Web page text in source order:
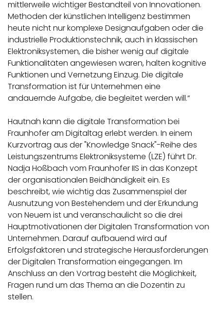
mittlerweile wichtiger Bestandteil von Innovationen.
Methoden der künstlichen Intelligenz bestimmen
heute nicht nur komplexe Designaufgaben oder die
industrielle Produktionstechnik, auch in klassischen
Elektroniksystemen, die bisher wenig auf digitale
Funktionalitäten angewiesen waren, halten kognitive
Funktionen und Vernetzung Einzug. Die digitale
Transformation ist für Unternehmen eine
andauernde Aufgabe, die begleitet werden will.“
Hautnah kann die digitale Transformation bei
Fraunhofer am Digitaltag erlebt werden. In einem
Kurzvortrag aus der "Knowledge Snack"-Reihe des
Leistungszentrums Elektroniksysteme (LZE) führt Dr.
Nadja Hoßbach vom Fraunhofer IIS in das Konzept
der organisationalen Beidhändigkeit ein. Es
beschreibt, wie wichtig das Zusammenspiel der
Ausnutzung von Bestehendem und der Erkundung
von Neuem ist und veranschaulicht so die drei
Hauptmotivationen der Digitalen Transformation von
Unternehmen. Darauf aufbauend wird auf
Erfolgsfaktoren und strategische Herausforderungen
der Digitalen Transformation eingegangen. Im
Anschluss an den Vortrag besteht die Möglichkeit,
Fragen rund um das Thema an die Dozentin zu
stellen.